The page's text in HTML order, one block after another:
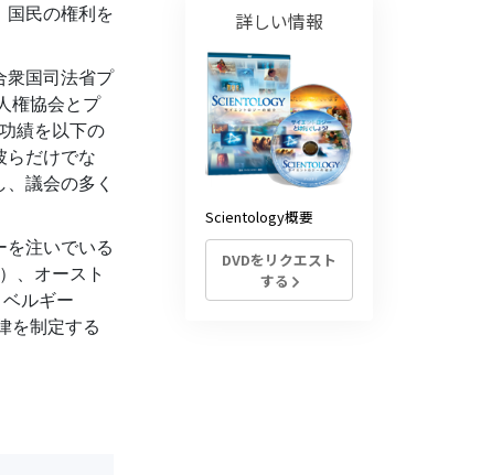
エシックスとコンディション
抑圧の原因
ターゲットとゴール
国民の権利を
衆国司法省プ
権協会とプ
績を以下の
らだけでな
議会の多く
注いでいる
、オースト
ルギー
を制定する
詳しい情報
Scientology概要
DVDをリクエスト
する